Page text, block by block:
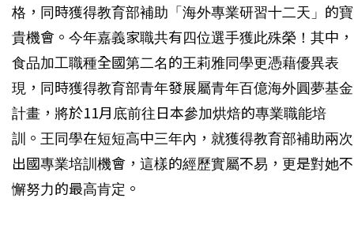
格，同時獲得教育部補助「海外專業研習十二天」的寶
貴機會。今年嘉義家職共有四位選手獲此殊榮！其中，
食品加工職種全國第二名的王莉雅同學更憑藉優異表
現，同時獲得教育部青年發展屬青年百億海外圓夢基金
計畫，將於11月底前往日本參加烘焙的專業職能培
訓。王同學在短短高中三年內，就獲得教育部補助兩次
出國專業培訓機會，這樣的經歷實屬不易，更是對她不
懈努力的最高肯定。